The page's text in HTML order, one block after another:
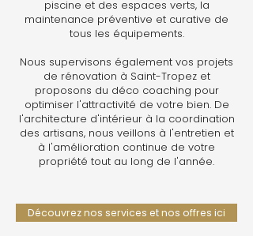
piscine et des espaces verts, la
maintenance préventive et curative de
tous les équipements.
Nous supervisons également vos projets
de rénovation à Saint-Tropez et
proposons du déco coaching pour
optimiser l'attractivité de votre bien. De
l'architecture d'intérieur à la coordination
des artisans, nous veillons à l'entretien et
à l'amélioration continue de votre
propriété tout au long de l'année.
Découvrez nos services et nos offres ici